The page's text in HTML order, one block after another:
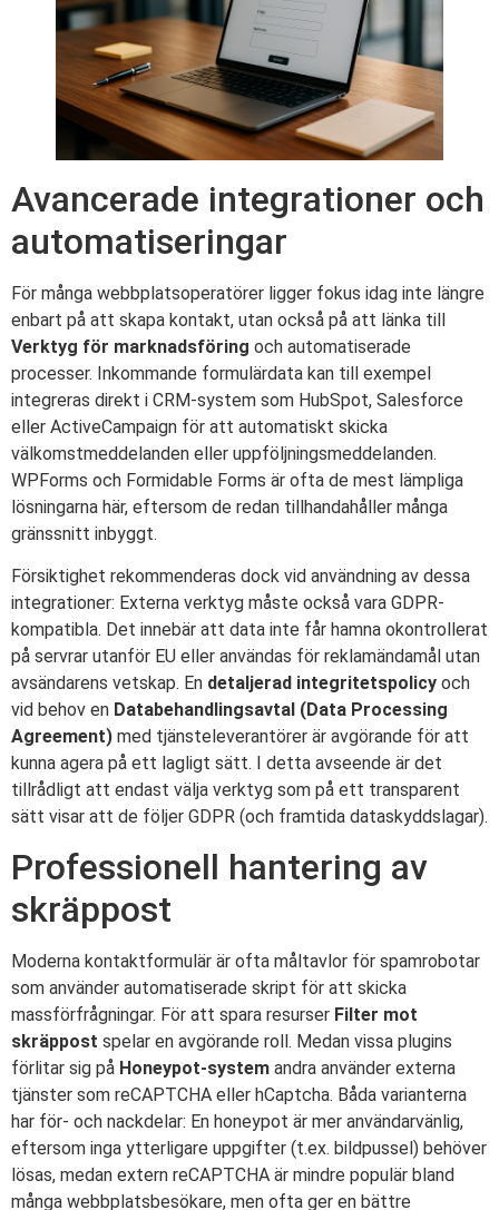
Avancerade integrationer och
automatiseringar
För många webbplatsoperatörer ligger fokus idag inte längre
enbart på att skapa kontakt, utan också på att länka till
Verktyg för marknadsföring och automatiserade
processer. Inkommande formulärdata kan till exempel
integreras direkt i CRM-system som HubSpot, Salesforce
eller ActiveCampaign för att automatiskt skicka
välkomstmeddelanden eller uppföljningsmeddelanden.
WPForms och Formidable Forms är ofta de mest lämpliga
lösningarna här, eftersom de redan tillhandahåller många
gränssnitt inbyggt.
Försiktighet rekommenderas dock vid användning av dessa
integrationer: Externa verktyg måste också vara GDPR-
kompatibla. Det innebär att data inte får hamna okontrollerat
på servrar utanför EU eller användas för reklamändamål utan
avsändarens vetskap. En detaljerad integritetspolicy och
vid behov en Databehandlingsavtal (Data Processing
Agreement) med tjänsteleverantörer är avgörande för att
kunna agera på ett lagligt sätt. I detta avseende är det
tillrådligt att endast välja verktyg som på ett transparent
sätt visar att de följer GDPR (och framtida dataskyddslagar).
Professionell hantering av
skräppost
Moderna kontaktformulär är ofta måltavlor för spamrobotar
som använder automatiserade skript för att skicka
massförfrågningar. För att spara resurser Filter mot
skräppost spelar en avgörande roll. Medan vissa plugins
förlitar sig på Honeypot-system andra använder externa
tjänster som reCAPTCHA eller hCaptcha. Båda varianterna
har för- och nackdelar: En honeypot är mer användarvänlig,
eftersom inga ytterligare uppgifter (t.ex. bildpussel) behöver
lösas, medan extern reCAPTCHA är mindre populär bland
många webbplatsbesökare, men ofta ger en bättre